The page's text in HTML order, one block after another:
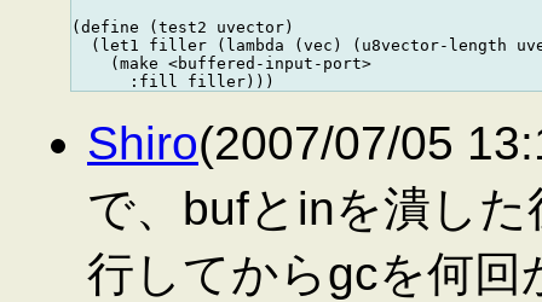
(define (test2 uvector)
(let1 filler (lambda (vec) (u8vector-length
    (make <buffered-input-port>
Shiro(2007/07/05
で、bufとinを潰し
行してからgcを何